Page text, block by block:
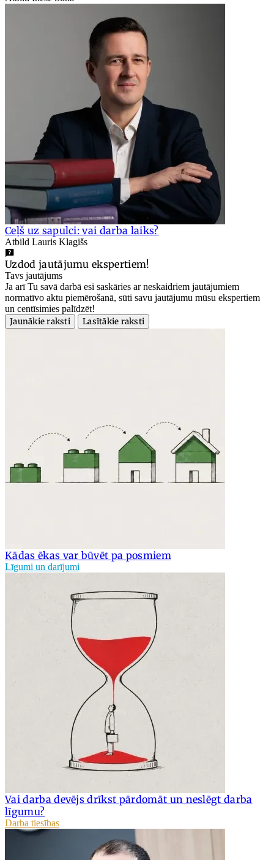
Ceļš uz sapulci: vai darba laiks?
Atbild Lauris Klagišs
Uzdod jautājumu ekspertiem!
Tavs jautājums
Ja arī Tu savā darbā esi saskāries ar neskaidriem jautājumiem
normatīvo aktu piemērošanā, sūti savu jautājumu mūsu ekspertiem
un centīsimies palīdzēt!
Jaunākie raksti
Lasītākie raksti
Kādas ēkas var būvēt pa posmiem
Līgumi un darījumi
Vai darba devējs drīkst pārdomāt un neslēgt darba
līgumu?
Darba tiesības